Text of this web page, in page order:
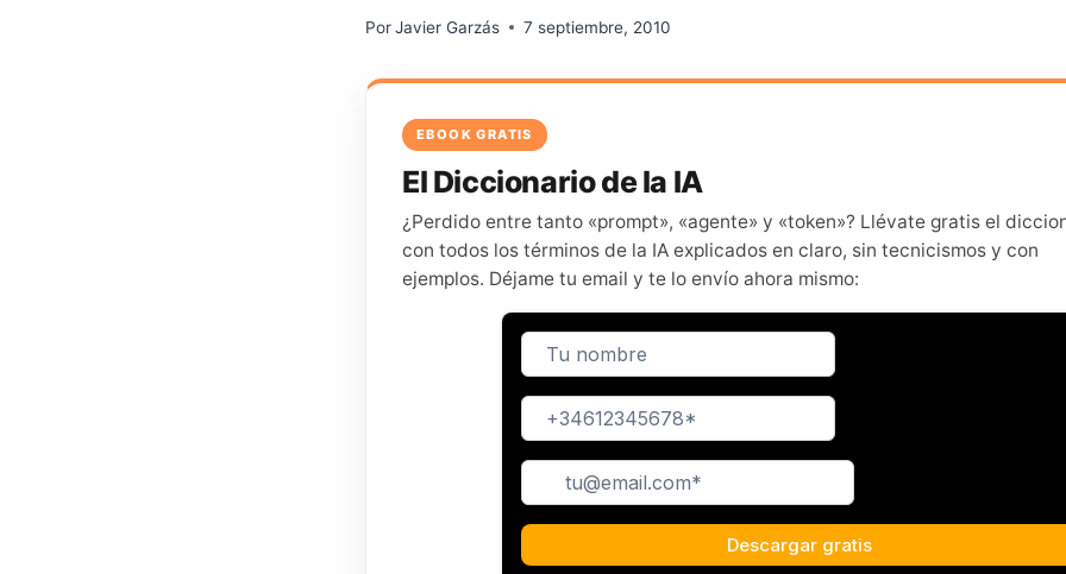
PorJavier Garzás 7 septiembre, 2010
EBOOK GRATIS
El Diccionario de la IA
¿Perdido entre tanto «prompt», «agente» y «token»? Llévate gratis el
con todos los términos de la IA explicados en claro, sin tecnicismos y con
ejemplos. Déjame tu email y te lo envío ahora mismo: